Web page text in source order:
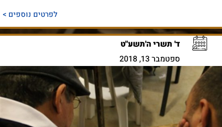
לפרטים נוספים >
ד' תשרי ה'תשע"ט
ספטמבר 13, 2018